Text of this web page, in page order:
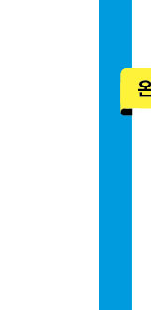
3.1 변
3.2 계
3.4
3.5 변
3.7 전
4 제어
4.1 판
4.2 변